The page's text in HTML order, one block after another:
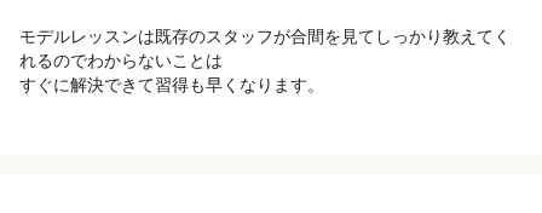
都内で高級店で働いていたので接客や立ち振る舞いが綺麗な方
スタッフの些細な悩みも気づきやさしく声をかけてくれているの
が印象的
モデルレッスンは既存のスタッフが合間を見てしっかり教えてく
れるのでわからないことは
すぐに解決できて習得も早くなります。